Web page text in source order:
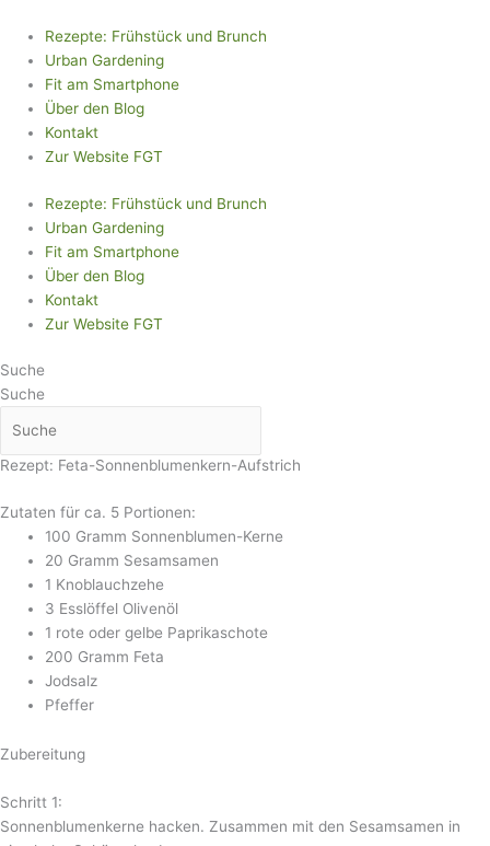
Inhalt
springen
Rezepte: Frühstück und Brunch
Urban Gardening
Fit am Smartphone
Über den Blog
Kontakt
Zur Website FGT
Rezepte: Frühstück und Brunch
Urban Gardening
Fit am Smartphone
Über den Blog
Kontakt
Zur Website FGT
Suche
Suche
Rezept: Feta-Sonnenblumenkern-Aufstrich
Zutaten für ca. 5 Portionen:
100 Gramm Sonnenblumen-Kerne
20 Gramm Sesamsamen
1 Knoblauchzehe
3 Esslöffel Olivenöl
1 rote oder gelbe Paprikaschote
200 Gramm Feta
Jodsalz
Pfeffer
Zubereitung
Schritt 1:
Sonnenblumenkerne hacken. Zusammen mit den Sesamsamen in